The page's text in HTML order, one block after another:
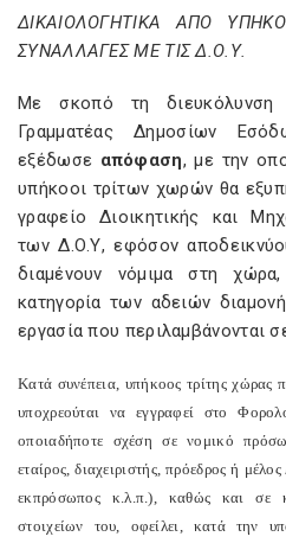
ΔΙΚΑΙΟΛΟΓΗΤΙΚΑ ΑΠΟ
ΣΥΝΑΛΛΑΓΕΣ ΜΕ ΤΙΣ Δ.Ο.Υ.
Με σκοπό τη διευκόλυνση
Γραμματέας Δημοσίων
εξέδωσε απόφαση, με την
υπήκοοι τρίτων χωρών θα
γραφείο Διοικητικής και
των Δ.Ο.Υ, εφόσον
διαμένουν νόμιμα στη
κατηγορία των αδειών
εργασία που περιλαμβάνονται
Κατά συνέπεια, υπήκοος τρίτης χώρας
υποχρεούται να εγγραφεί στο
οποιαδήποτε σχέση σε νομικό
εταίρος, διαχειριστής, πρόεδρος ή
εκπρόσωπος κ.λ.π.), καθώς και σε
στοιχείων του, οφείλει, κατά την